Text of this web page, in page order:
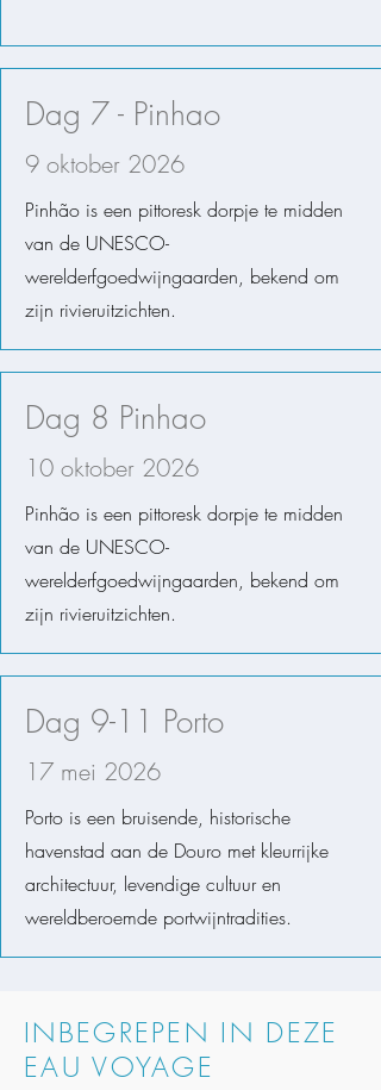
Dag 7 - Pinhao
9 oktober 2026
Pinhão is een pittoresk dorpje te midden
van de UNESCO-
werelderfgoedwijngaarden, bekend om
zijn rivieruitzichten.
Dag 8 Pinhao
10 oktober 2026
Pinhão is een pittoresk dorpje te midden
van de UNESCO-
werelderfgoedwijngaarden, bekend om
zijn rivieruitzichten.
Dag 9-11 Porto
17 mei 2026
Porto is een bruisende, historische
havenstad aan de Douro met kleurrijke
architectuur, levendige cultuur en
wereldberoemde portwijntradities.
INBEGREPEN IN DEZE
EAU VOYAGE